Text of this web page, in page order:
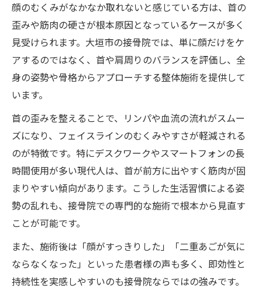
こと
デスクワーク習慣と首の歪み接骨院で解消
へ
首の緊張が顔のむくみに及ぼす接骨院での
接骨院の姿勢改善アプローチでむくみ防止
接骨院で受ける首の歪みチェックと施術方
法
長時間デスクワークでも接骨院で首をリセ
ット
首から顔まで整える接骨院の美容アプローチ
接骨院の施術で首と顔のむくみを同時に改
善
フェイスラインのぼやけに首矯正が効く理
由
顔のむくみがなかなか取れないと感じている方は、首の
歪みや筋肉の硬さが根本原因となっているケースが多く
見受けられます。大垣市の接骨院では、単に顔だけをケ
アするのではなく、首や肩周りのバランスを評価し、全
身の姿勢や骨格からアプローチする整体施術を提供して
います。
首の歪みを整えることで、リンパや血流の流れがスムー
ズになり、フェイスラインのむくみやすさが軽減される
のが特徴です。特にデスクワークやスマートフォンの長
時間使用が多い現代人は、首が前方に出やすく筋肉が固
まりやすい傾向があります。こうした生活習慣による姿
勢の乱れも、接骨院での専門的な施術で根本から見直す
ことが可能です。
また、施術後は「顔がすっきりした」「二重あごが気に
ならなくなった」といった患者様の声も多く、即効性と
持続性を実感しやすいのも接骨院ならではの強みです。